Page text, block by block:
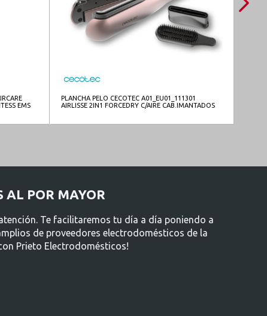
EMS
PLANCHA PELO CECOTEC A01_EU01_111301
AIRLISSE 2IN1 FORCEDRY C/AIRE CAB.IMANTADOS
AL POR MAYOR
Te facilitaremos tu día a día poniendo a
de proveedores electrodomésticos de la
Prieto Electrodomésticos!